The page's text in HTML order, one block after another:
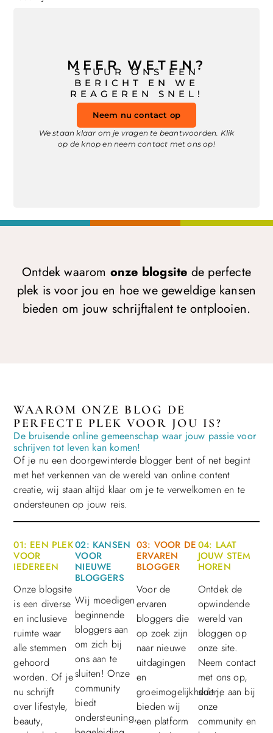
MEER WETEN?
STUUR ONS EEN
BERICHT EN WE
REAGEREN SNEL!
Neem nu contact op
We staan klaar om je vragen te beantwoorden. Klik
op de knop en neem contact met ons op!
Ontdek waarom onze blogsite de perfecte
plek is voor jou en hoe we geweldige kansen
bieden om jouw schrijftalent te ontplooien.
WAAROM ONZE BLOG DE
PERFECTE PLEK VOOR JOU IS?
De bruisende online gemeenschap waar jouw passie voor
schrijven tot leven kan komen!
Of je nu een doorgewinterde blogger bent of net begint
met het verkennen van de wereld van online content
creatie, wij staan altijd klaar om je te verwelkomen en te
ondersteunen op jouw reis.
01: EEN PLEK
VOOR
IEDEREEN
Onze blogsite
is een diverse
en inclusieve
ruimte waar
alle stemmen
gehoord
worden. Of je
nu schrijft
over lifestyle,
beauty,
02: KANSEN
VOOR
NIEUWE
BLOGGERS
Wij moedigen
beginnende
bloggers aan
om zich bij
ons aan te
sluiten! Onze
community
biedt
ondersteuning,
03: VOOR DE
ERVAREN
BLOGGER
Voor de
ervaren
bloggers die
op zoek zijn
naar nieuwe
uitdagingen
en
groeimogelijkheden,
bieden wij
een platform
04: LAAT
JOUW STEM
HOREN
Ontdek de
opwindende
wereld van
bloggen op
onze site.
Neem contact
met ons op,
sluit je aan bij
onze
community en